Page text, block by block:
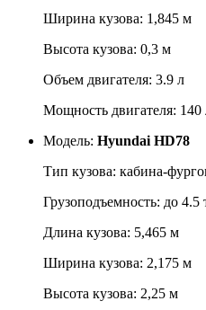
Ширина кузова: 1,845 м
Высота кузова: 0,3 м
Объем двигателя: 3.9 л
Мощность двигателя: 140
Модель: Hyundai HD78
Тип кузова: кабина-
Грузоподъемность: до 4.5
Длина кузова: 5,465 м
Ширина кузова: 2,175 м
Высота кузова: 2,25 м